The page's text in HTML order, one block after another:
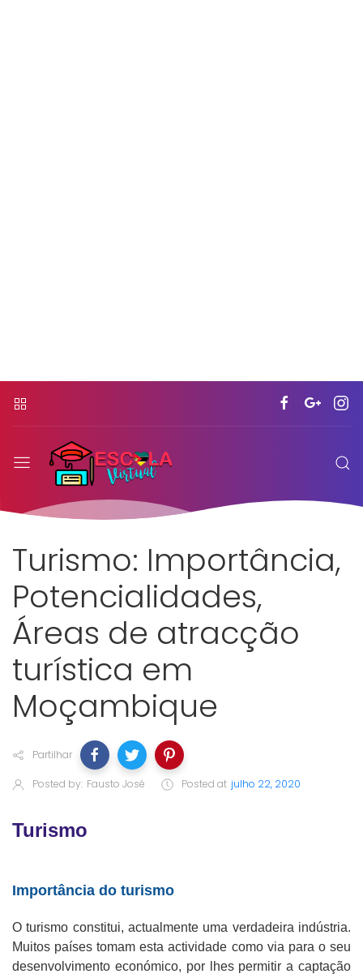
Turismo: Importância,
Potencialidades,
Áreas de atracção
turística em
Moçambique
Partilhar
Posted by: Fausto José Posted at julho 22, 2020
Turismo
Importância do turismo
O turismo constitui, actualmente uma verdadeira indústria.
Muitos países tomam esta actividade como via para o seu
desenvolvimento económico, por lhes permitir a captação